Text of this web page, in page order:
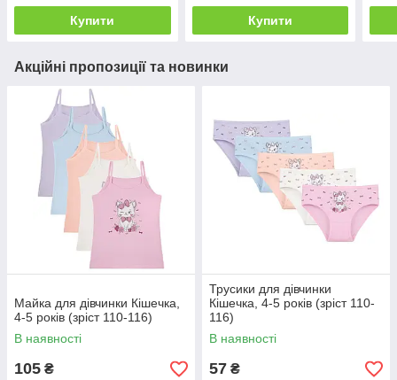
Купити Купити
Акційні пропозиції та новинки
Майка для дівчинки Кішечка,
4-5 років (зріст 110-116)
В наявності
105 ₴
Трусики для дівчинки
Кішечка, 4-5 років (зріст 110-
116)
В наявності
57 ₴